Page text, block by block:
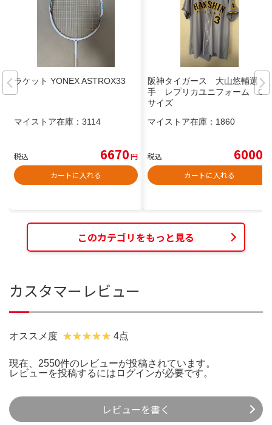
ラケット YONEX ASTROX33
マイストア在庫： 3114
税込 6670円
カートに入れる
阪神タイガース 大山悠輔選
手 レプリカユニフォーム O
サイズ
マイストア在庫： 1860
税込 6000
カートに入れる
このカテゴリをもっと見る
カスタマーレビュー
オススメ度 4点
現在、2550件のレビューが投稿されています。
レビューを投稿するには ログインが必要です。
レビューを書く